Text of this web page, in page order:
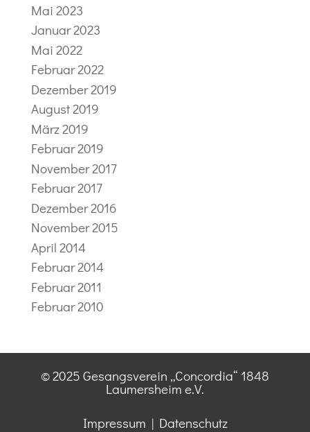
Mai 2023
Januar 2023
Mai 2022
Februar 2022
Dezember 2019
August 2019
März 2019
Februar 2019
November 2017
Februar 2017
Dezember 2016
November 2015
April 2014
Februar 2014
Februar 2011
Februar 2010
© 2025 Gesangsverein „Concordia“ 1848
Laumersheim e.V.
Impressum | Datenschutz